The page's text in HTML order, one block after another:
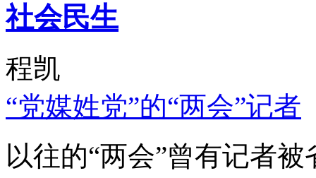
社会民生
程凯
“党媒姓党”的“两会”记者
以往的“两会”曾有记者